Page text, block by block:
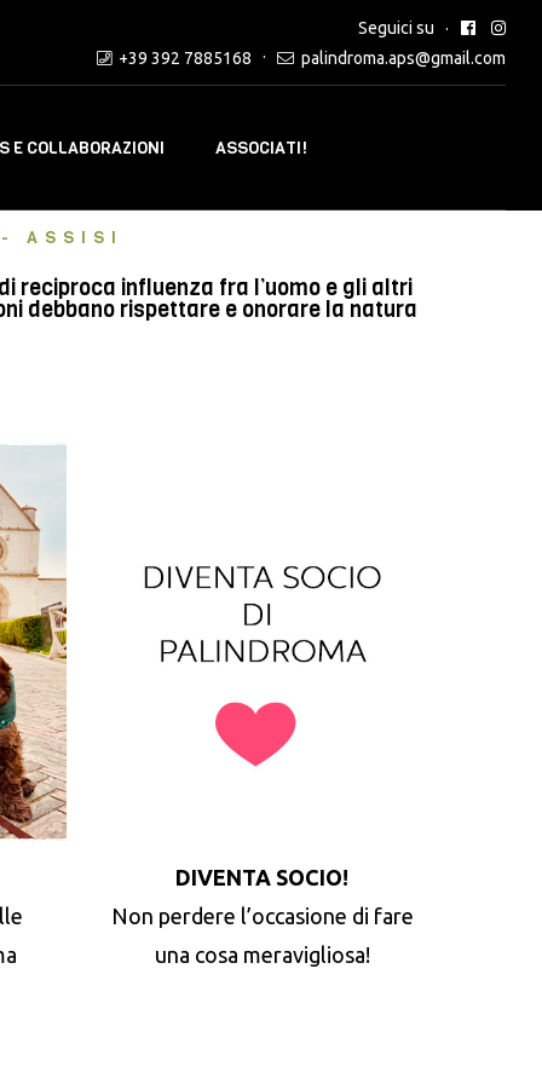
Seguici su
+39 392 7885168
palindroma.aps@gmail.com
E COLLABORAZIONI ASSOCIATI!
ASSISI
reciproca influenza fra l’uomo e gli altri
debbano rispettare e onorare la natura
DIVENTA SOCIO!
Non perdere l’occasione di fare
una cosa meravigliosa!